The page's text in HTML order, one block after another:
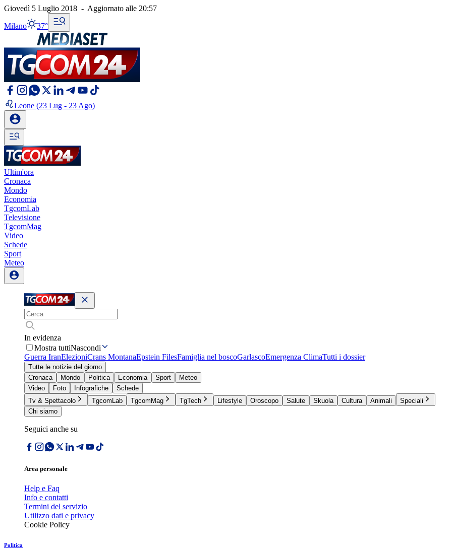
Giovedì 5 Luglio 2018 - Aggiornato alle 20:57
Milano 37°
Leone (23 Lug - 23 Ago)
Ultim'ora
Cronaca
Mondo
Economia
TgcomLab
Televisione
TgcomMag
Video
Schede
Sport
Meteo
In evidenza
Mostra tuttiNascondi
Guerra IranElezioniCrans MontanaEpstein FilesFamiglia nel boscoGarlascoEmergenza ClimaTutti i dossier
Tutte le notizie del giorno
Cronaca
Mondo Politica Economia Sport
Meteo
Video
Foto Infografiche
Schede
Tv & Spettacolo
TgcomLab TgcomMag TgTech Lifestyle Oroscopo Salute Skuola Cultura Animali
Speciali
Chi siamo
Seguici anche su
Area personale
Help e Faq
Info e contatti
Termini del servizio
Utilizzo dati e privacy
Cookie Policy
Politica